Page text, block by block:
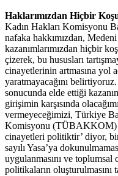
Haklarımızdan Hiçbir
Kadın Hakları Komisyonu
nafaka hakkımızdan,
kazanımlarımızdan hiçbir
çizerek, bu hususları
cinayetlerinin artmasına yol
yaratmayacağını
sonucunda elde ettiği
girişimin karşısında
vermeyeceğimizi, Türkiye
Komisyonu (TÜBAKKOM)
cinayetleri politiktir’ diyor,
sayılı Yasa’ya
uygulanmasını ve
politikaların oluşturulmasını